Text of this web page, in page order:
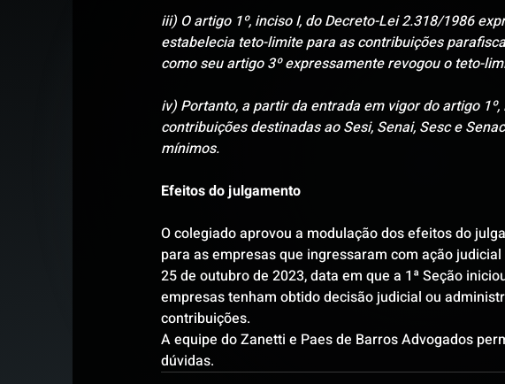
iii) O artigo 1º, inciso I, do Decreto-Lei 2.318/1986
estabelecia teto-limite para as contribuições
como seu artigo 3º expressamente revogou o teto-
iv) Portanto, a partir da entrada em vigor do artigo
contribuições destinadas ao Sesi, Senai, Sesc e
mínimos.
Efeitos do julgamento
O colegiado aprovou a modulação dos efeitos do
para as empresas que ingressaram com ação
25 de outubro de 2023, data em que a 1ª Seção
empresas tenham obtido decisão judicial ou
contribuições.
A equipe do Zanetti e Paes de Barros Advogados
dúvidas.